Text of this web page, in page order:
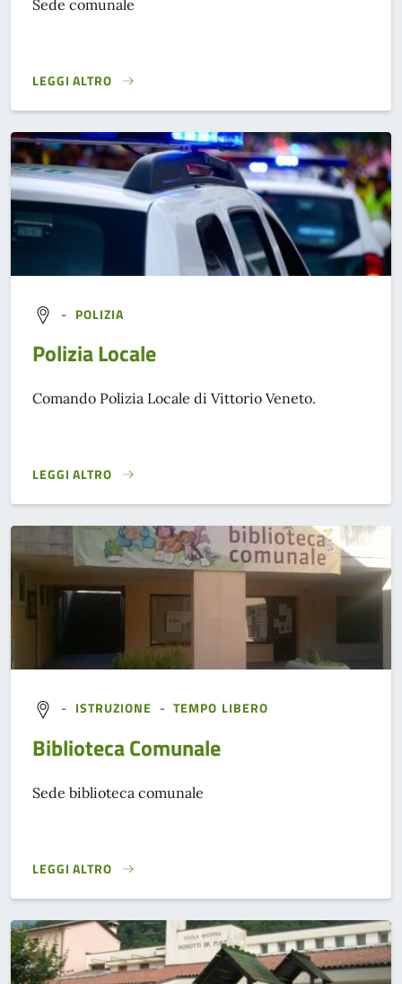
Sede comunale
LEGGI ALTRO
}
- POLIZIA
Polizia Locale
Comando Polizia Locale di Vittorio Veneto.
LEGGI ALTRO
}
- ISTRUZIONE -TEMPO LIBERO
Biblioteca Comunale
Sede biblioteca comunale
LEGGI ALTRO
}